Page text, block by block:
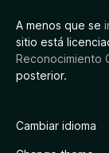
A menos que se
sitio está
Reconocimiento
posterior.
Cambiar idioma